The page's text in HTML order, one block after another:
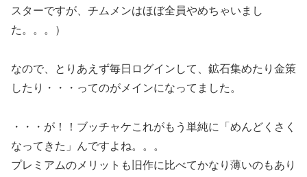
スターですが、チムメンはほぼ全員やめちゃいまし
た。。。）
なので、とりあえず毎日ログインして、鉱石集めたり金策
したり・・・ってのがメインになってました。
・・・が！！ブッチャケこれがもう単純に「めんどくさく
なってきた」んですよね。。。
プレミアムのメリットも旧作に比べてかなり薄いのもあり